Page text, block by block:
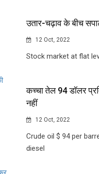
उतार-चढ़ाव के बीच
12 Oct, 2022
Stock market at flat
कच्चा तेल 94 डॉलर
नहीं
12 Oct, 2022
Crude oil $ 94 per
diesel